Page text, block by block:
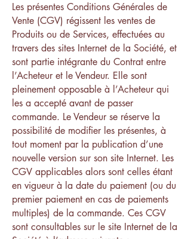
Les présentes Conditions Générales de
Vente (CGV) régissent les ventes de
Produits ou de Services, effectuées au
travers des sites Internet de la Société, et
sont partie intégrante du Contrat entre
l’Acheteur et le Vendeur. Elle sont
pleinement opposable à l’Acheteur qui
les a accepté avant de passer
commande. Le Vendeur se réserve la
possibilité de modifier les présentes, à
tout moment par la publication d’une
nouvelle version sur son site Internet. Les
CGV applicables alors sont celles étant
en vigueur à la date du paiement (ou du
premier paiement en cas de paiements
multiples) de la commande. Ces CGV
sont consultables sur le site Internet de la